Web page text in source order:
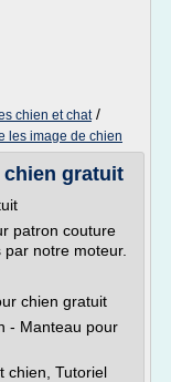
chien et chat/
les image de chien
chien gratuit
patron couture
notre moteur.
chien gratuit
- Manteau pour
chien, Tutoriel